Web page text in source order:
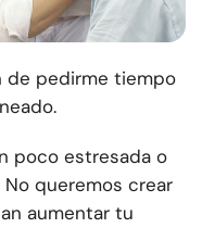
de pedirme tiempo
poco estresada o
queremos crear
aumentar tu